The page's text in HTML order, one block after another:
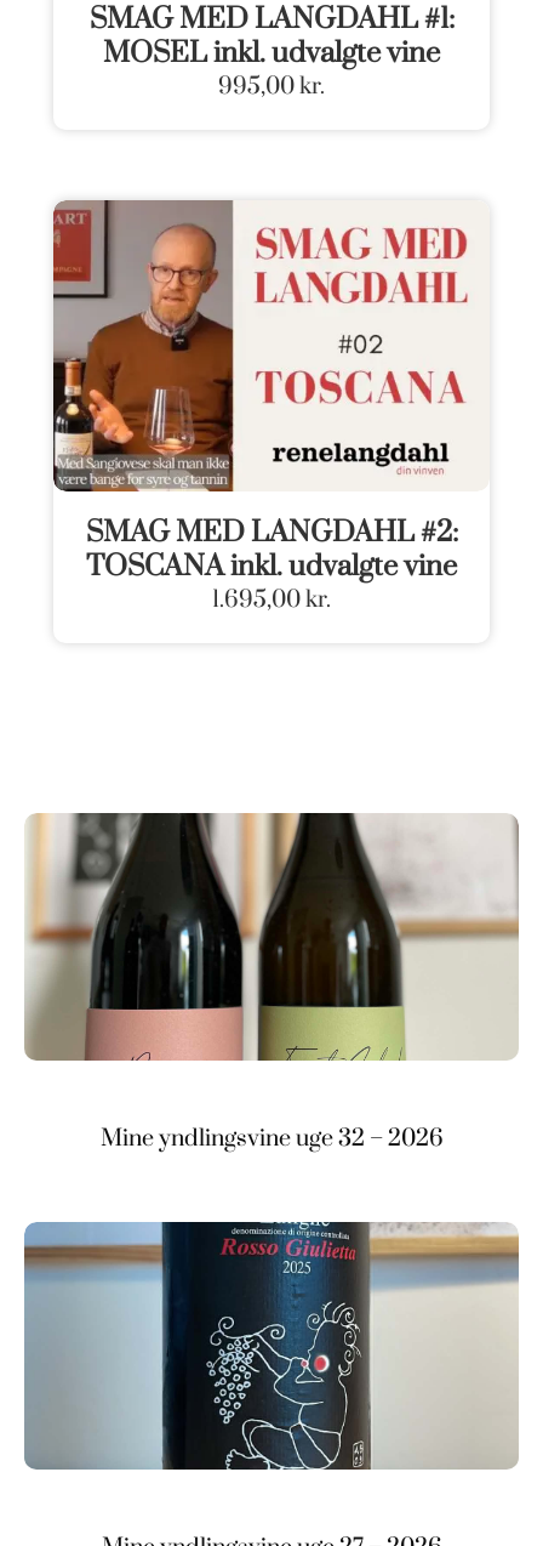
SMAG MED LANGDAHL #1:
MOSEL inkl. udvalgte vine
995,00kr.
SMAG MED LANGDAHL #2:
TOSCANA inkl. udvalgte vine
1.695,00kr.
Mine yndlingsvine uge 32 – 2026